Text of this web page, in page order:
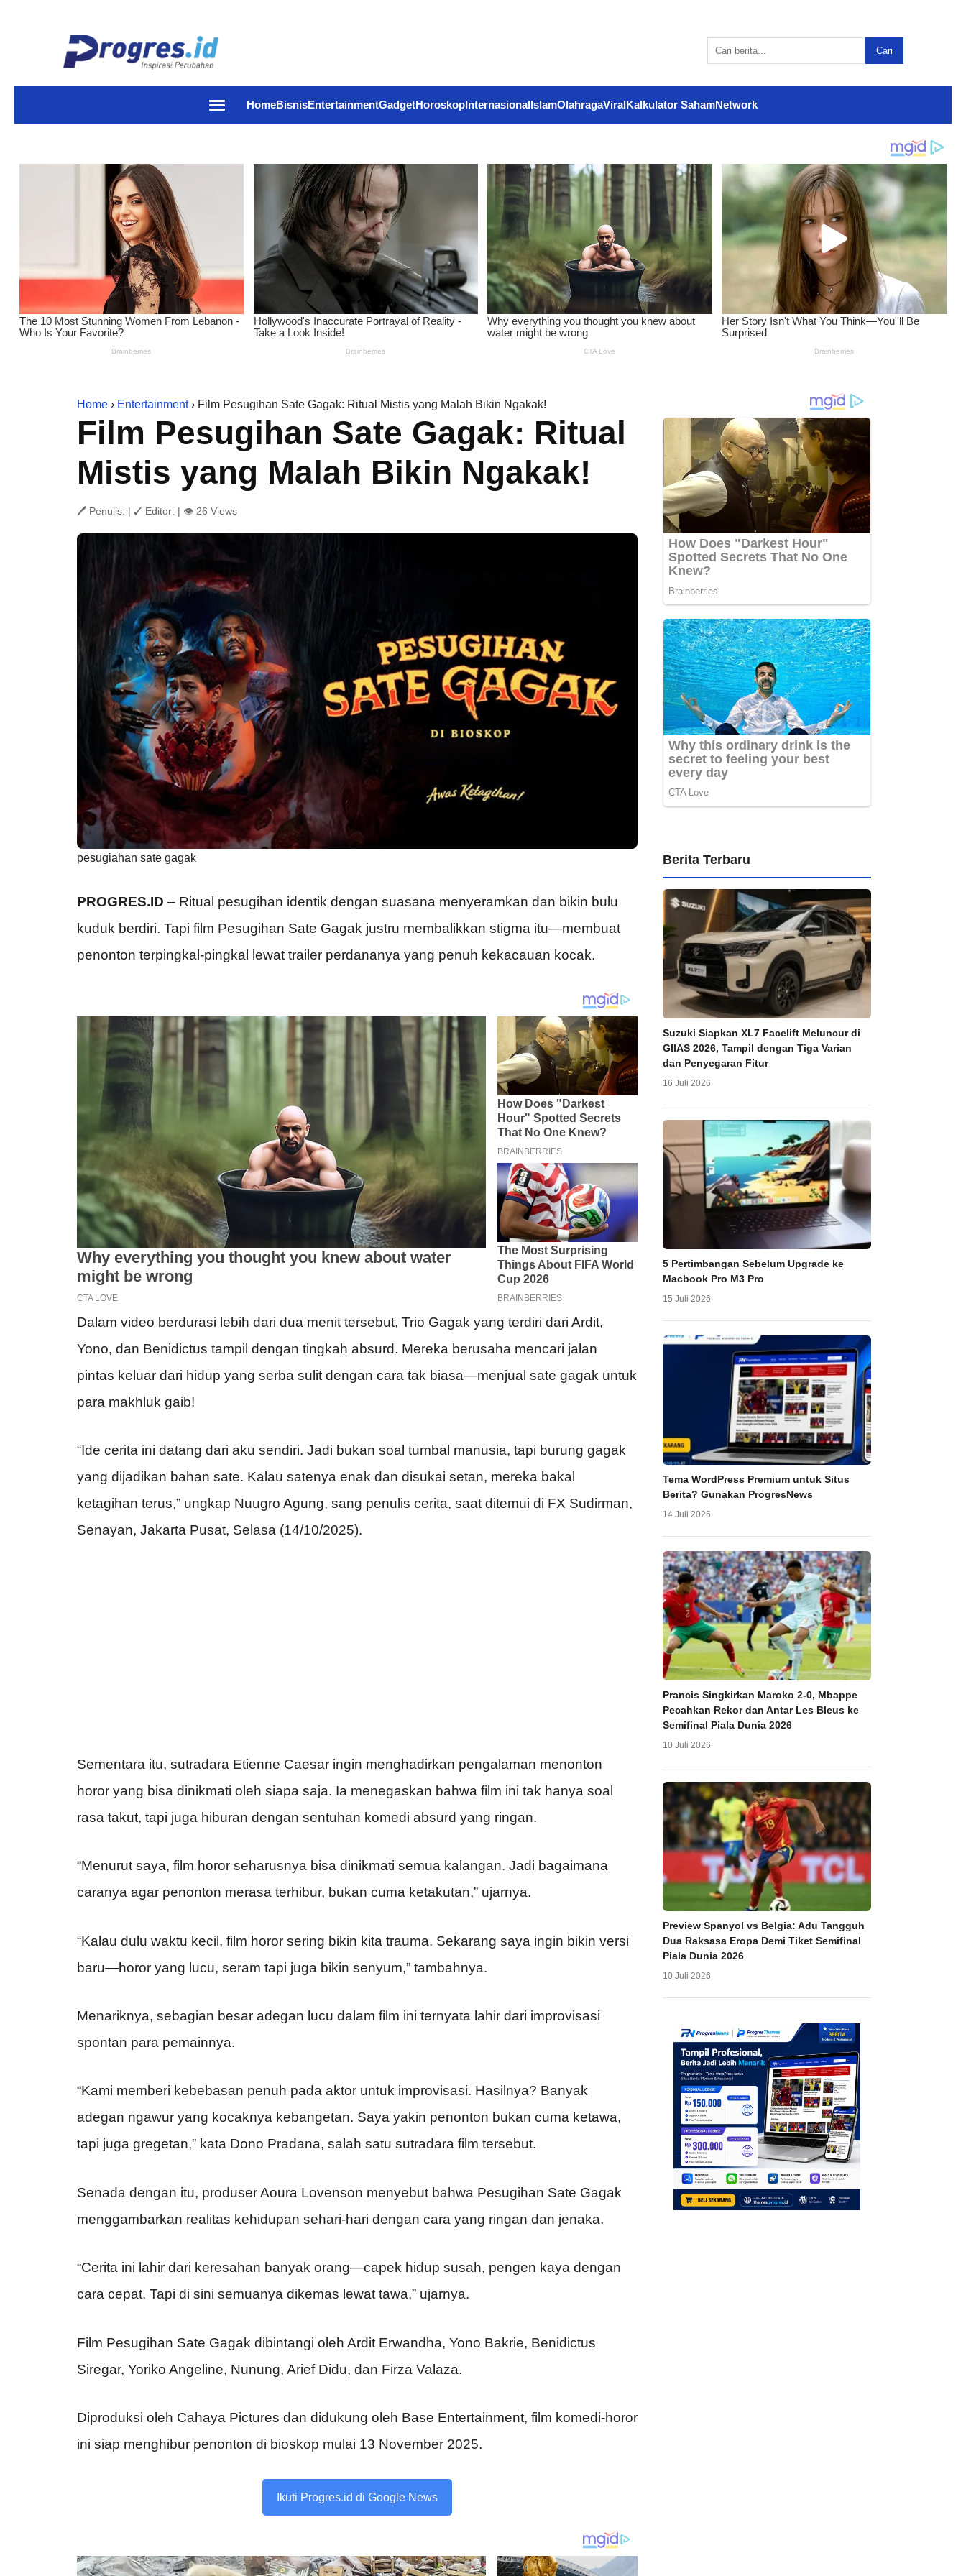
Cari
HomeBisnisEntertainmentGadgetHoroskopInternasionalIslamOlahragaViralKalkulator SahamNetwork
Home › Entertainment› Film Pesugihan Sate Gagak: Ritual Mistis yang Malah Bikin Ngakak!
Film Pesugihan Sate Gagak: Ritual
Mistis yang Malah Bikin Ngakak!
🖊 Penulis: | ✓ Editor: | 👁 26 Views
pesugiahan sate gagak
PROGRES.ID – Ritual pesugihan identik dengan suasana menyeramkan dan bikin bulu
kuduk berdiri. Tapi film Pesugihan Sate Gagak justru membalikkan stigma itu—membuat
penonton terpingkal-pingkal lewat trailer perdananya yang penuh kekacauan kocak.
Dalam video berdurasi lebih dari dua menit tersebut, Trio Gagak yang terdiri dari Ardit,
Yono, dan Benidictus tampil dengan tingkah absurd. Mereka berusaha mencari jalan
pintas keluar dari hidup yang serba sulit dengan cara tak biasa—menjual sate gagak untuk
para makhluk gaib!
“Ide cerita ini datang dari aku sendiri. Jadi bukan soal tumbal manusia, tapi burung gagak
yang dijadikan bahan sate. Kalau satenya enak dan disukai setan, mereka bakal
ketagihan terus,” ungkap Nuugro Agung, sang penulis cerita, saat ditemui di FX Sudirman,
Senayan, Jakarta Pusat, Selasa (14/10/2025).
Sementara itu, sutradara Etienne Caesar ingin menghadirkan pengalaman menonton
horor yang bisa dinikmati oleh siapa saja. Ia menegaskan bahwa film ini tak hanya soal
rasa takut, tapi juga hiburan dengan sentuhan komedi absurd yang ringan.
“Menurut saya, film horor seharusnya bisa dinikmati semua kalangan. Jadi bagaimana
caranya agar penonton merasa terhibur, bukan cuma ketakutan,” ujarnya.
“Kalau dulu waktu kecil, film horor sering bikin kita trauma. Sekarang saya ingin bikin versi
baru—horor yang lucu, seram tapi juga bikin senyum,” tambahnya.
Menariknya, sebagian besar adegan lucu dalam film ini ternyata lahir dari improvisasi
spontan para pemainnya.
“Kami memberi kebebasan penuh pada aktor untuk improvisasi. Hasilnya? Banyak
adegan ngawur yang kocaknya kebangetan. Saya yakin penonton bukan cuma ketawa,
tapi juga gregetan,” kata Dono Pradana, salah satu sutradara film tersebut.
Senada dengan itu, produser Aoura Lovenson menyebut bahwa Pesugihan Sate Gagak
menggambarkan realitas kehidupan sehari-hari dengan cara yang ringan dan jenaka.
“Cerita ini lahir dari keresahan banyak orang—capek hidup susah, pengen kaya dengan
cara cepat. Tapi di sini semuanya dikemas lewat tawa,” ujarnya.
Film Pesugihan Sate Gagak dibintangi oleh Ardit Erwandha, Yono Bakrie, Benidictus
Siregar, Yoriko Angeline, Nunung, Arief Didu, dan Firza Valaza.
Diproduksi oleh Cahaya Pictures dan didukung oleh Base Entertainment, film komedi-horor
ini siap menghibur penonton di bioskop mulai 13 November 2025.
Ikuti Progres.id di Google News
Berita Terbaru
Suzuki Siapkan XL7 Facelift Meluncur di
GIIAS 2026, Tampil dengan Tiga Varian
dan Penyegaran Fitur
16 Juli 2026
5 Pertimbangan Sebelum Upgrade ke
Macbook Pro M3 Pro
15 Juli 2026
Tema WordPress Premium untuk Situs
Berita? Gunakan ProgresNews
14 Juli 2026
Prancis Singkirkan Maroko 2-0, Mbappe
Pecahkan Rekor dan Antar Les Bleus ke
Semifinal Piala Dunia 2026
10 Juli 2026
Preview Spanyol vs Belgia: Adu Tangguh
Dua Raksasa Eropa Demi Tiket Semifinal
Piala Dunia 2026
10 Juli 2026